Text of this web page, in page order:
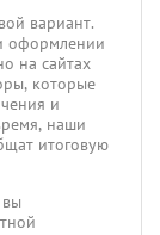
вариант.
оформлении
на сайтах
которые
и
наши
итоговую